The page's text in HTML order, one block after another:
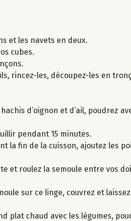
et les navets en deux.
cubes.
rincez-les, découpez-les en
d’oignon et d’ail, poudrez
pendant 15 minutes.
la fin de la cuisson, ajoutez les
et roulez la semoule entre vos
sur ce linge, couvrez et
plat chaud avec les légumes,